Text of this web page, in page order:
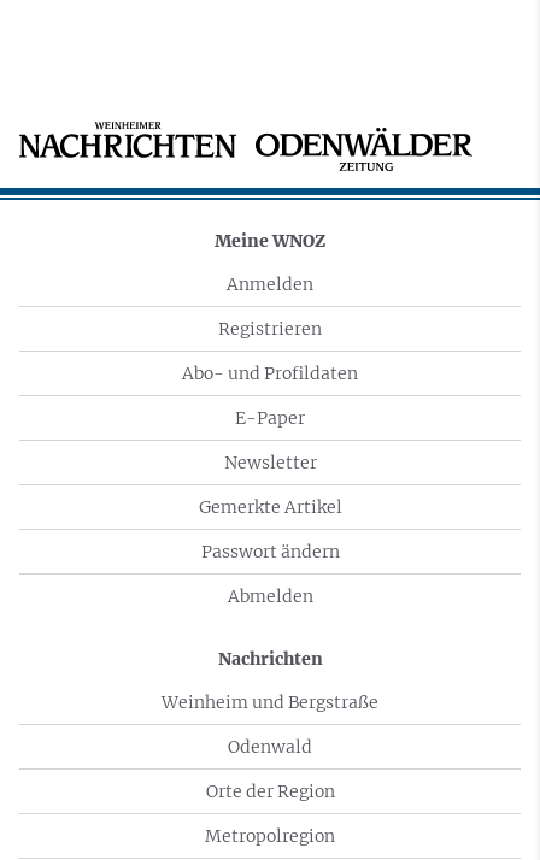
Meine WNOZ
Anmelden
Registrieren
Abo- und Profildaten
E-Paper
Newsletter
Gemerkte Artikel
Passwort ändern
Abmelden
Nachrichten
Weinheim und Bergstraße
Odenwald
Orte der Region
Metropolregion